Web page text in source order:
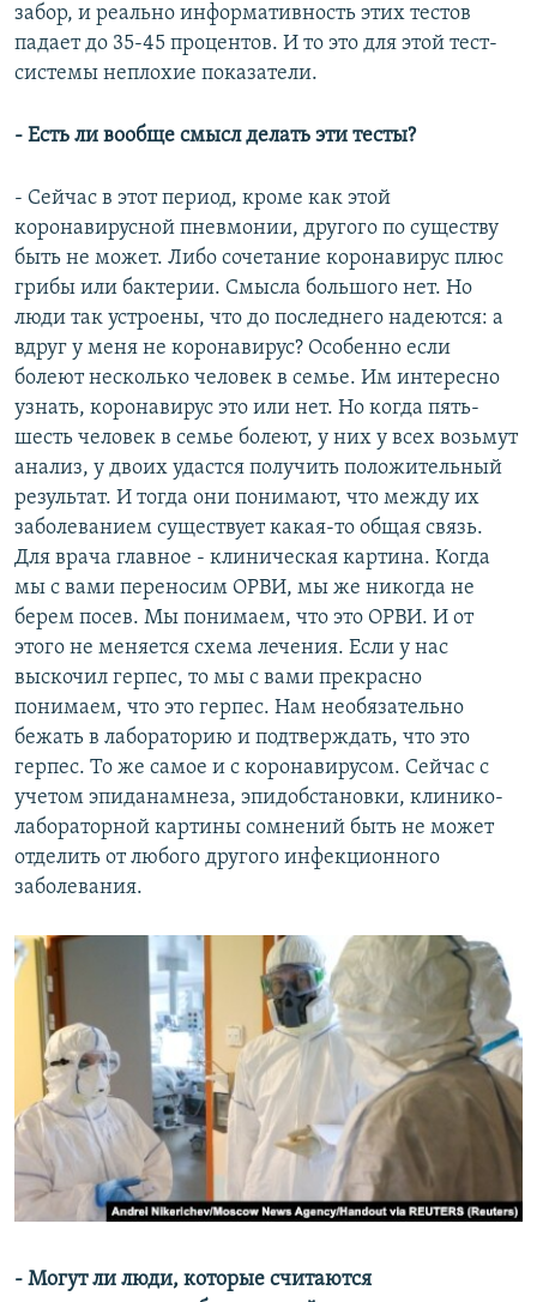
забор, и реально информативность этих тестов
падает до 35-45 процентов. И то это для этой тест-
системы неплохие показатели.
- Есть ли вообще смысл делать эти тесты?
- Сейчас в этот период, кроме как этой
коронавирусной пневмонии, другого по существу
быть не может. Либо сочетание коронавирус плюс
грибы или бактерии. Смысла большого нет. Но
люди так устроены, что до последнего надеются: а
вдруг у меня не коронавирус? Особенно если
болеют несколько человек в семье. Им интересно
узнать, коронавирус это или нет. Но когда пять-
шесть человек в семье болеют, у них у всех возьмут
анализ, у двоих удастся получить положительный
результат. И тогда они понимают, что между их
заболеванием существует какая-то общая связь.
Для врача главное - клиническая картина. Когда
мы с вами переносим ОРВИ, мы же никогда не
берем посев. Мы понимаем, что это ОРВИ. И от
этого не меняется схема лечения. Если у нас
выскочил герпес, то мы с вами прекрасно
понимаем, что это герпес. Нам необязательно
бежать в лабораторию и подтверждать, что это
герпес. То же самое и с коронавирусом. Сейчас с
учетом эпиданамнеза, эпидобстановки, клинико-
лабораторной картины сомнений быть не может
отделить от любого другого инфекционного
заболевания.
- Могут ли люди, которые считаются